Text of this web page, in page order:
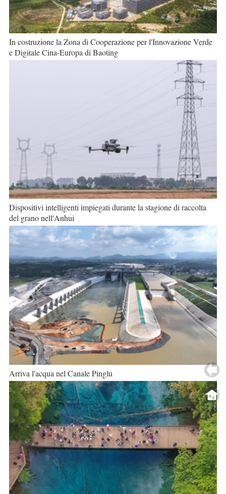
In costruzione la Zona di Cooperazione per l'Innovazione Verde
e Digitale Cina-Europa di Baoting
Dispositivi intelligenti impiegati durante la stagione di raccolta
del grano nell'Anhui
Arriva l'acqua nel Canale Pinglu